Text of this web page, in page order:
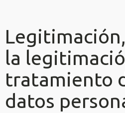
la
tratamiento
datos